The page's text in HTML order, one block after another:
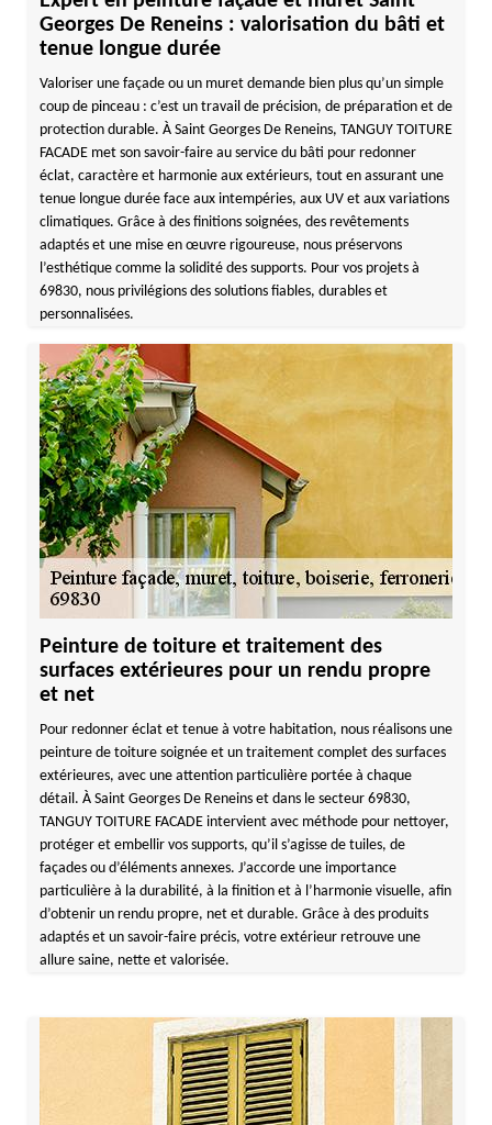
Georges De Reneins : valorisation du bâti et
tenue longue durée
Valoriser une façade ou un muret demande bien plus qu’un simple
coup de pinceau : c’est un travail de précision, de préparation et de
protection durable. À Saint Georges De Reneins, TANGUY TOITURE
FACADE met son savoir-faire au service du bâti pour redonner
éclat, caractère et harmonie aux extérieurs, tout en assurant une
tenue longue durée face aux intempéries, aux UV et aux variations
climatiques. Grâce à des finitions soignées, des revêtements
adaptés et une mise en œuvre rigoureuse, nous préservons
l’esthétique comme la solidité des supports. Pour vos projets à
69830, nous privilégions des solutions fiables, durables et
personnalisées.
Peinture de toiture et traitement des
surfaces extérieures pour un rendu propre
et net
Pour redonner éclat et tenue à votre habitation, nous réalisons une
peinture de toiture soignée et un traitement complet des surfaces
extérieures, avec une attention particulière portée à chaque
détail. À Saint Georges De Reneins et dans le secteur 69830,
TANGUY TOITURE FACADE intervient avec méthode pour nettoyer,
protéger et embellir vos supports, qu’il s’agisse de tuiles, de
façades ou d’éléments annexes. J’accorde une importance
particulière à la durabilité, à la finition et à l’harmonie visuelle, afin
d’obtenir un rendu propre, net et durable. Grâce à des produits
adaptés et un savoir-faire précis, votre extérieur retrouve une
allure saine, nette et valorisée.